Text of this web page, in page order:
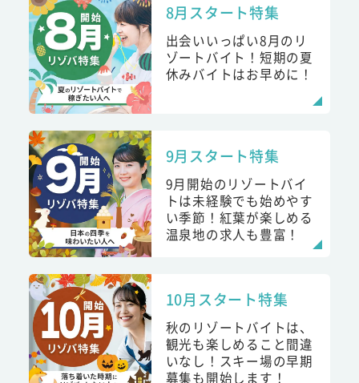
8月スタート特集
出会いいっぱい8月のリ
ゾートバイト！短期の夏
休みバイトはお早めに！
9月スタート特集
9月開始のリゾートバイ
トは未経験でも始めやす
い季節！紅葉が楽しめる
温泉地の求人も豊富！
10月スタート特集
秋のリゾートバイトは、
観光も楽しめること間違
いなし！スキー場の早期
募集も開始します！